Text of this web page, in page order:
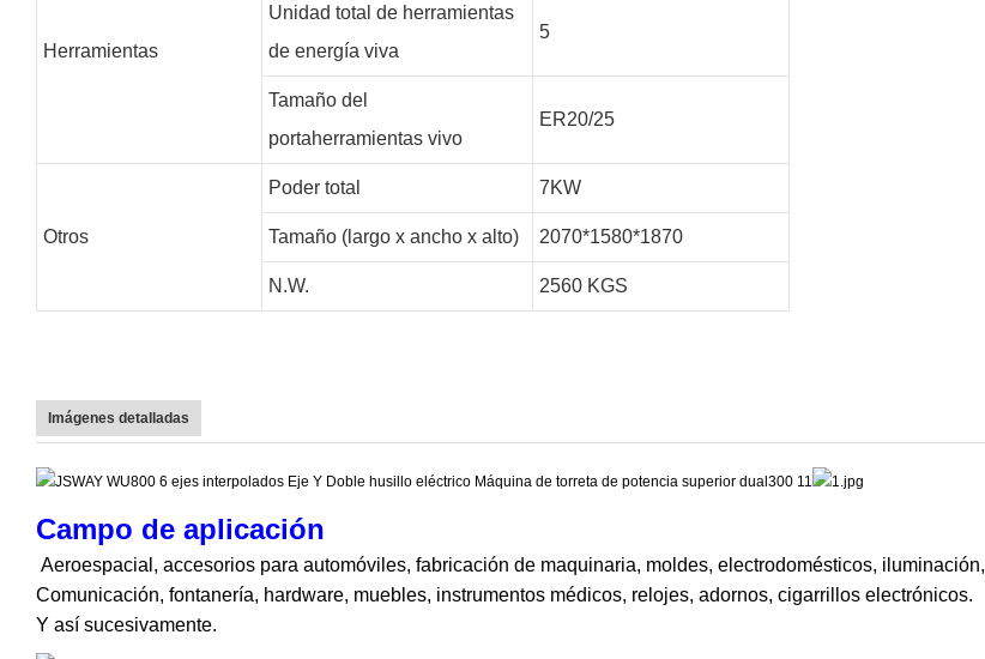
Herramientas
Unidad total de herramientas
de energía viva
5
Tamaño del
portaherramientas vivo
ER20/25
Otros
Poder total 7KW
Tamaño (largo x ancho x alto) 2070*1580*1870
N.W. 2560 KGS
Imágenes detalladas
Campo de aplicación
Aeroespacial, accesorios para automóviles, fabricación de maquinaria, moldes, electrodomésticos, iluminación,
Comunicación, fontanería, hardware, muebles, instrumentos médicos, relojes, adornos, cigarrillos electrónicos.
Y así sucesivamente.